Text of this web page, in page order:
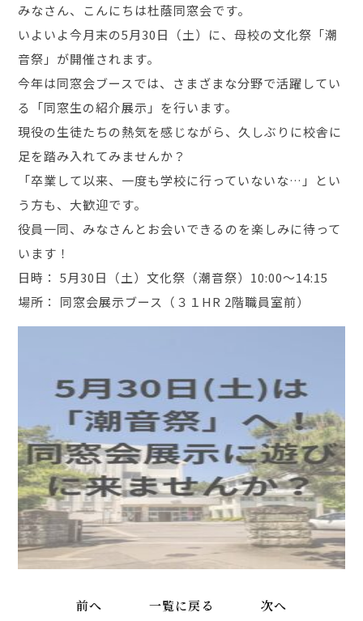
みなさん、こんにちは杜蔭同窓会です。
いよいよ今月末の5月30日（土）に、母校の文化祭「潮
音祭」が開催されます。
今年は同窓会ブースでは、さまざまな分野で活躍してい
る「同窓生の紹介展示」を行います。
現役の生徒たちの熱気を感じながら、久しぶりに校舎に
足を踏み入れてみませんか？
「卒業して以来、一度も学校に行っていないな…」とい
う方も、大歓迎です。
役員一同、みなさんとお会いできるのを楽しみに待って
います！
日時： 5月30日（土）文化祭（潮音祭）10:00〜14:15
場所： 同窓会展示ブース（３１HR 2階職員室前）
前へ 一覧に戻る 次へ